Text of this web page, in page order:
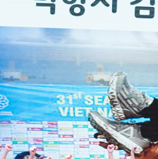
학교상징
학교연혁
교직원현황
학생현황
위치/전화
전경사진
학사일정
일과시간표
성과평가자료